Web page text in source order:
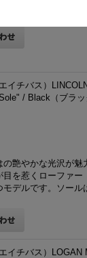
イチバス）
/ Black（ブラッ
の艶やかな光沢が
目を惹くローファ
モデルです。ソール
イチバス）